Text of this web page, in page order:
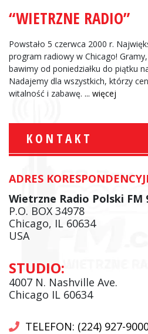
“WIETRZNE RADIO”
Powstało 5 czerwca 2000 r.
program radiowy w Chicago!
bawimy od poniedziałku do piątku
Nadajemy dla wszystkich, którzy
witalność i zabawę. ... więcej
KONTAKT
ADRES
Wietrzne Radio Polski FM
P.O. BOX 34978
Chicago, IL 60634
USA
STUDIO:
4007 N. Nashville Ave.
Chicago IL 60634
TELEFON: (224) 927-